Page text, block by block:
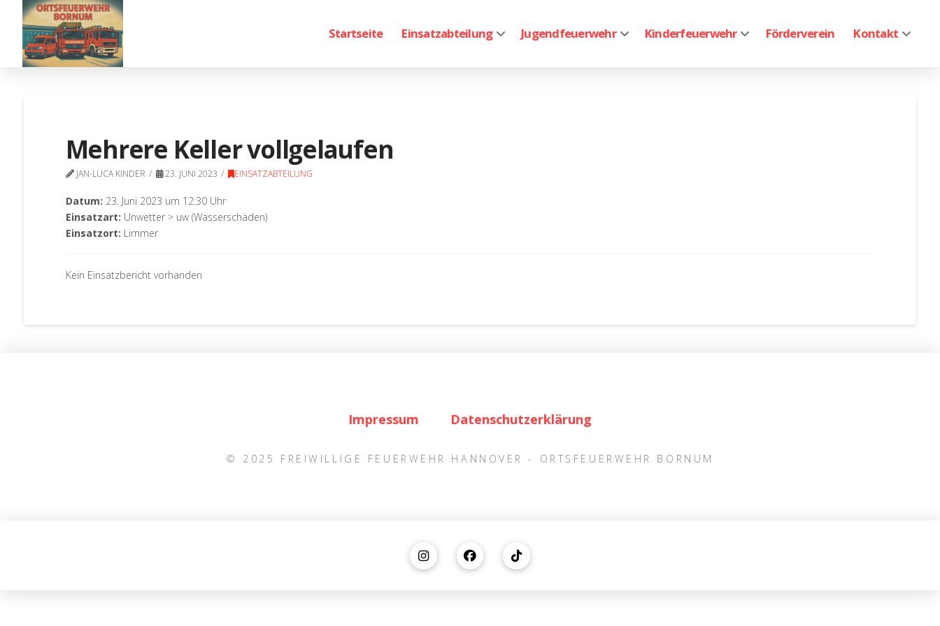
Startseite Einsatzabteilung Jugendfeuerwehr Kinderfeuerwehr Förderverein Kontakt
Mehrere Keller vollgelaufen
JAN-LUCA KINDER 23. JUNI 2023 EINSATZABTEILUNG
Datum: 23. Juni 2023 um 12:30 Uhr
Einsatzart: Unwetter > uw (Wasserschäden)
Einsatzort: Limmer
Kein Einsatzbericht vorhanden
Impressum Datenschutzerklärung
© 2025 FREIWILLIGE FEUERWEHR HANNOVER - ORTSFEUERWEHR BORNUM